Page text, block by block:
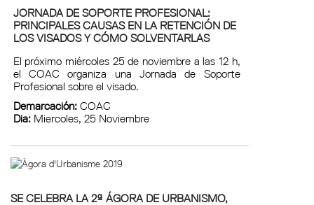
JORNADA DE SOPORTE PROFESIONAL:
PRINCIPALES CAUSAS EN LA RETENCIÓN DE
LOS VISADOS Y CÓMO SOLVENTARLAS
El próximo miércoles 25 de noviembre a las 12 h,
el COAC organiza una Jornada de Soporte
Profesional sobre el visado.
Demarcación:COAC
Dia: Miercoles, 25 Noviembre
SE CELEBRA LA 2ª ÁGORA DE URBANISMO,